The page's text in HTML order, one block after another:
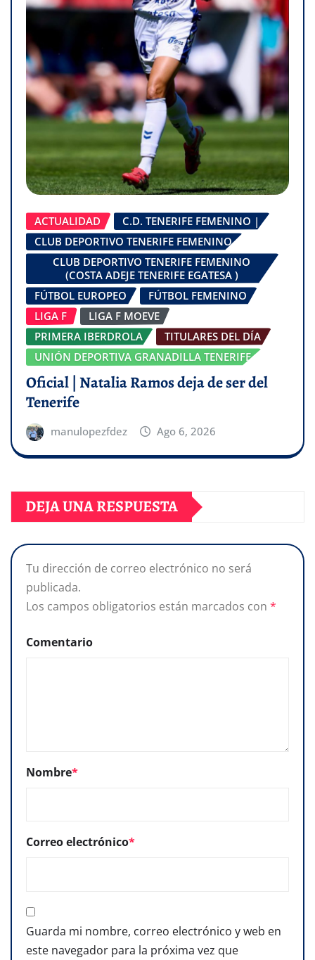
ACTUALIDAD
C.D. TENERIFE FEMENINO |
CLUB DEPORTIVO TENERIFE FEMENINO
CLUB DEPORTIVO TENERIFE FEMENINO
(COSTA ADEJE TENERIFE EGATESA )
FÚTBOL EUROPEO
FÚTBOL FEMENINO
LIGA F
LIGA F MOEVE
PRIMERA IBERDROLA
TITULARES DEL DÍA
UNIÓN DEPORTIVA GRANADILLA TENERIFE
Oficial | Natalia Ramos deja de ser del
Tenerife
manulopezfdez Ago 6, 2026
DEJA UNA RESPUESTA
Tu dirección de correo electrónico no será
publicada.
Los campos obligatorios están marcados con *
Comentario
Nombre*
Correo electrónico*
Guarda mi nombre, correo electrónico y web en
este navegador para la próxima vez que